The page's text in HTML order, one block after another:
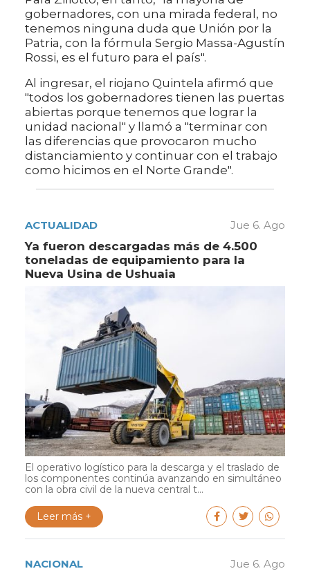
gobernadores, con una mirada federal, no
tenemos ninguna duda que Unión por la
Patria, con la fórmula Sergio Massa-Agustín
Rossi, es el futuro para el país".
Al ingresar, el riojano Quintela afirmó que
"todos los gobernadores tienen las puertas
abiertas porque tenemos que lograr la
unidad nacional" y llamó a "terminar con
las diferencias que provocaron mucho
distanciamiento y continuar con el trabajo
como hicimos en el Norte Grande".
ACTUALIDAD Jue 6. Ago
Ya fueron descargadas más de 4.500
toneladas de equipamiento para la
Nueva Usina de Ushuaia
El operativo logístico para la descarga y el traslado de
los componentes continúa avanzando en simultáneo
con la obra civil de la nueva central t...
Leer más +
NACIONAL Jue 6. Ago